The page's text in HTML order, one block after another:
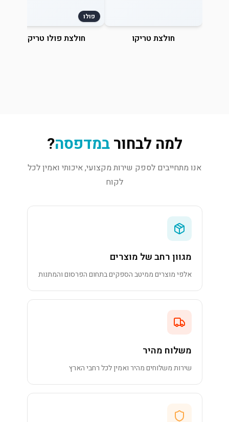
חולצת טריקו
פולו
חולצת פולו טריקו
למה לבחורבמדפסה?
אנו מתחייבים לספק שירות מקצועי, איכותי ואמין לכל
לקוח
מגוון רחב של מוצרים
אלפי מוצרים ממיטב הספקים בתחום הפרסום והמתנות
משלוח מהיר
שירות משלוחים מהיר ואמין לכל רחבי הארץ